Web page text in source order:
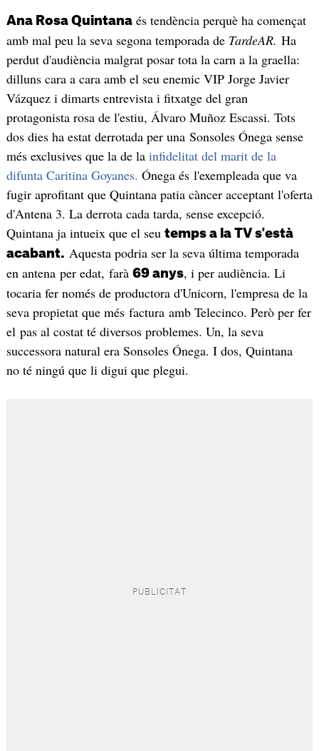
Ana Rosa Quintanaés tendència perquè ha començat
amb mal peu la seva segona temporada de TardeAR. Ha
perdut d'audiència malgrat posar tota la carn a la graella:
dilluns cara a cara amb el seu enemic VIP Jorge Javier
Vázquez i dimarts entrevista i fitxatge del gran
protagonista rosa de l'estiu, Álvaro Muñoz Escassi. Tots
dos dies ha estat derrotada per una Sonsoles Ónega sense
més exclusives que la de la infidelitat del marit de la
difunta Caritina Goyanes. Ónega és l'exempleada que va
fugir aprofitant que Quintana patia càncer acceptant l'oferta
d'Antena 3. La derrota cada tarda, sense excepció.
Quintana ja intueix que el seu temps a la TV s'està
acabant. Aquesta podria ser la seva última temporada
en antena per edat, farà 69 anys, i per audiència. Li
tocaria fer només de productora d'Unicorn, l'empresa de la
seva propietat que més factura amb Telecinco. Però per fer
el pas al costat té diversos problemes. Un, la seva
successora natural era Sonsoles Ónega. I dos, Quintana
no té ningú que li digui que plegui.